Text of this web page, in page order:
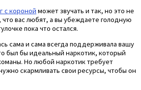
с короной может звучать и так, но это не
вас любят, а вы убеждаете голодную
пока что остался.
сама и сама всегда поддерживала вашу
был бы идеальный наркотик, который
Но любой наркотик требует
скармливать свои ресурсы, чтобы он